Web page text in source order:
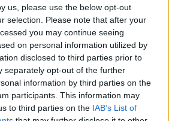
us, please use the below opt-out
selection. Please note that after your
you may continue seeing
on personal information utilized by
disclosed to third parties prior to
separately opt-out of the further
information by third parties on the
participants. This information may
to third parties on the IAB’s List of